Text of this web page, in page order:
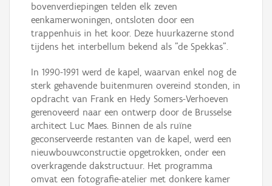
bovenverdiepingen telden elk zeven
eenkamerwoningen, ontsloten door een
trappenhuis in het koor. Deze huurkazerne stond
tijdens het interbellum bekend als "de Spekkas".
In 1990-1991 werd de kapel, waarvan enkel nog de
sterk gehavende buitenmuren overeind stonden, in
opdracht van Frank en Hedy Somers-Verhoeven
gerenoveerd naar een ontwerp door de Brusselse
architect Luc Maes. Binnen de als ruïne
geconserveerde restanten van de kapel, werd een
nieuwbouwconstructie opgetrokken, onder een
overkragende dakstructuur. Het programma
omvat een fotografie-atelier met donkere kamer